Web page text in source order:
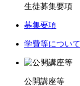
生徒募集要項
募集要項
学費等について
公開講座等